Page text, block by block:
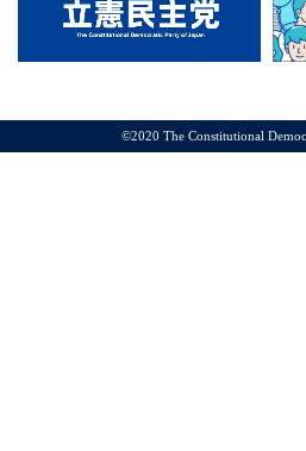
©2020 The Constitutional